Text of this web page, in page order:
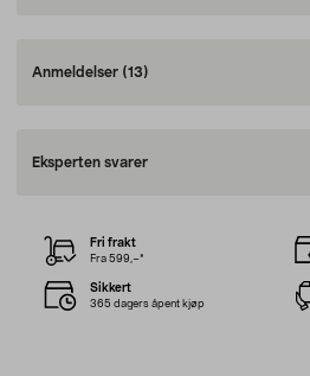
Anmeldelser (13)
Eksperten svarer
Fri frakt
Fra 599,–*
Sikkert
365 dagers åpent kjøp